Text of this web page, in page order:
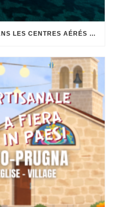
PROGRAMME DE L’ÉTÉ DANS LES CENTRES AÉRÉS DE LA COMMUNE